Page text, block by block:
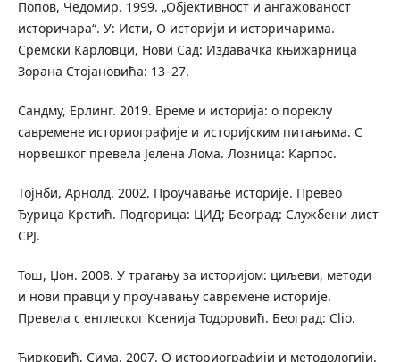
Попов, Чедомир. 1999. „Објективност и ангажованост
историчара“. У: Исти, О историји и историчарима.
Сремски Карловци, Нови Сад: Издавачка књижарница
Зорана Стојановића: 13–27.
Сандму, Ерлинг. 2019. Време и историја: о пореклу
савремене историографије и историјским питањима. С
норвешког превела Јелена Лома. Лозница: Карпос.
Тојнби, Арнолд. 2002. Проучавање историје. Превео
Ђурица Крстић. Подгорица: ЦИД; Београд: Службени лист
СРЈ.
Тош, Џон. 2008. У трагању за историјом: циљеви, методи
и нови правци у проучавању савремене историје.
Превела с енглеског Ксенија Тодоровић. Београд: Clio.
Ћирковић, Сима. 2007. О историографији и методологији.